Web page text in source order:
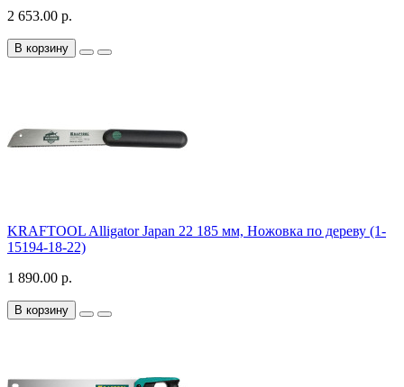
2 653.00 р.
В корзину
KRAFTOOL Alligator Japan 22 185 мм, Ножовка по дереву (1-
15194-18-22)
1 890.00 р.
В корзину